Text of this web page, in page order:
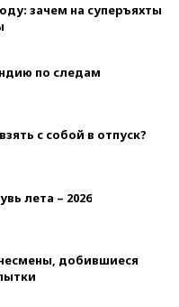
зачем на суперъяхты
по следам
с собой в отпуск?
лета – 2026
добившиеся